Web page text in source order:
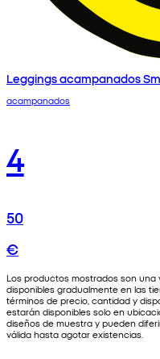
Leggings acampanados
acampanados
4
50
€
Los productos mostrados son
disponibles gradualmente en las
términos de precio, cantidad y
estarán disponibles solo en
diseños de muestra y pueden
válida hasta agotar existencias.